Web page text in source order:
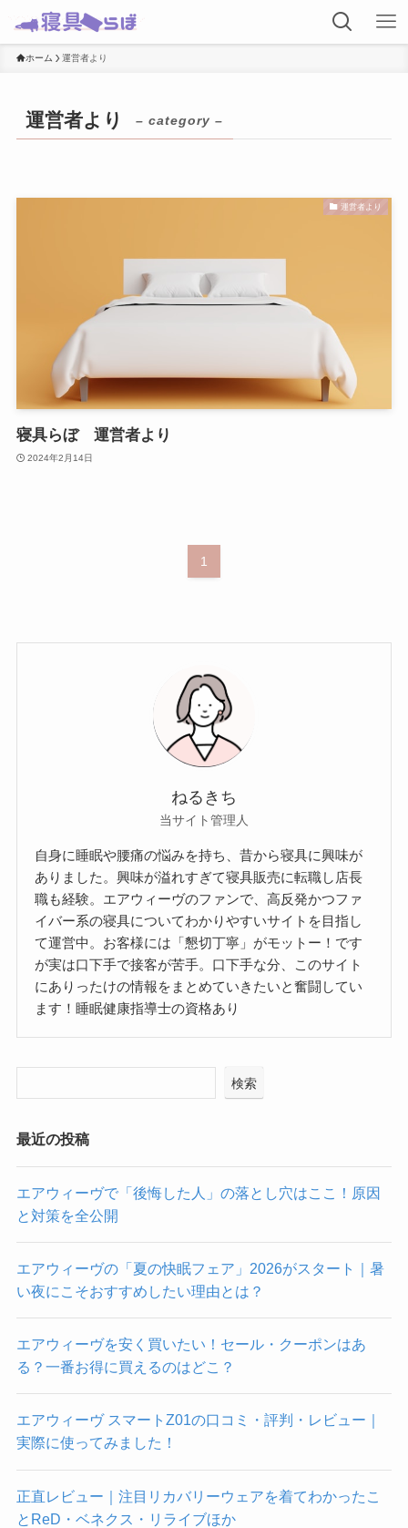
ホーム 運営者より
運営者より – category –
運営者より
寝具らぼ 運営者より
2024年2月14日
1
ねるきち
当サイト管理人
自身に睡眠や腰痛の悩みを持ち、昔から寝具に興味が
ありました。興味が溢れすぎて寝具販売に転職し店長
職も経験。エアウィーヴのファンで、高反発かつファ
イバー系の寝具についてわかりやすいサイトを目指し
て運営中。お客様には「懇切丁寧」がモットー！です
が実は口下手で接客が苦手。口下手な分、このサイト
にありったけの情報をまとめていきたいと奮闘してい
ます！睡眠健康指導士の資格あり
検索
最近の投稿
エアウィーヴで「後悔した人」の落とし穴はここ！原因
と対策を全公開
エアウィーヴの「夏の快眠フェア」2026がスタート｜暑
い夜にこそおすすめしたい理由とは？
エアウィーヴを安く買いたい！セール・クーポンはあ
る？一番お得に買えるのはどこ？
エアウィーヴ スマートZ01の口コミ・評判・レビュー｜
実際に使ってみました！
正直レビュー｜注目リカバリーウェアを着てわかったこ
とReD・ベネクス・リライブほか